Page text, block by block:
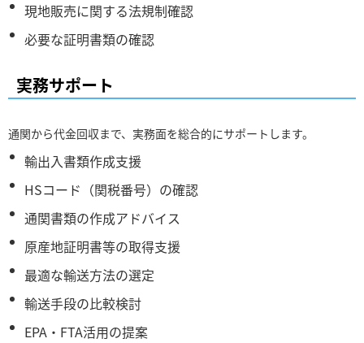
現地販売に関する法規制確認
必要な証明書類の確認
実務サポート
通関から代金回収まで、実務面を総合的にサポートします。
輸出入書類作成支援
HSコード（関税番号）の確認
通関書類の作成アドバイス
原産地証明書等の取得支援
最適な輸送方法の選定
輸送手段の比較検討
EPA・FTA活用の提案